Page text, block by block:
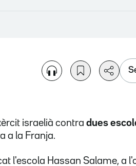
israelià contra dues
a la Franja.
l'escola Hassan Salame, a